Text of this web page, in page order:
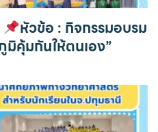
หัวข้อ : กิจกรรมอบรม
มิคุ้มกันให้ตนเอง”